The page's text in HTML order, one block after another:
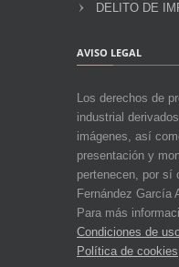
DELITO DE
AVISO LEGAL
Los derechos de
industrial
imágenes, así
presentación y
pertenecen, por sí
Fernández García
Para más
Condiciones de
Política de cookies